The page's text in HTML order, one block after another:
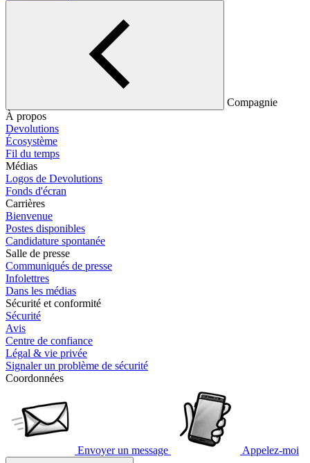
Compagnie
À propos
Devolutions
Écosystème
Fil du temps
Médias
Logos de Devolutions
Fonds d'écran
Carrières
Bienvenue
Postes disponibles
Candidature spontanée
Salle de presse
Communiqués de presse
Infolettres
Dans les médias
Sécurité et conformité
Sécurité
Avis
Centre de confiance
Légal & vie privée
Signaler un problème de sécurité
Coordonnées
Envoyer un message Appelez-moi